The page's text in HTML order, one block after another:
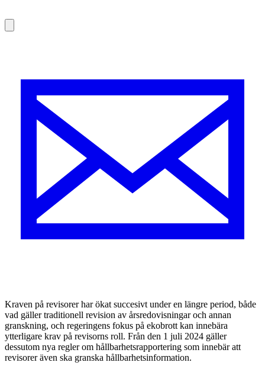
Kraven på revisorer har ökat succesivt under en längre period, både
vad gäller traditionell revision av årsredovisningar och annan
granskning, och regeringens fokus på ekobrott kan innebära
ytterligare krav på revisorns roll. Från den 1 juli 2024 gäller
dessutom nya regler om hållbarhetsrapportering som innebär att
revisorer även ska granska hållbarhetsinformation.